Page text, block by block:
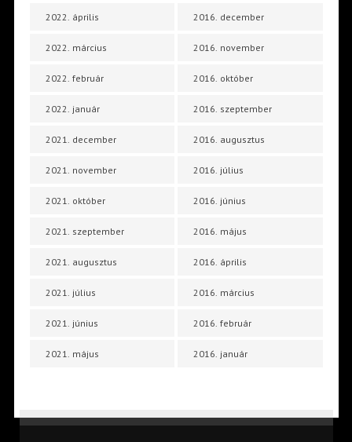
2022. április
2022. március
2022. február
2022. január
2021. december
2021. november
2021. október
2021. szeptember
2021. augusztus
2021. július
2021. június
2021. május
2016. december
2016. november
2016. október
2016. szeptember
2016. augusztus
2016. július
2016. június
2016. május
2016. április
2016. március
2016. február
2016. január